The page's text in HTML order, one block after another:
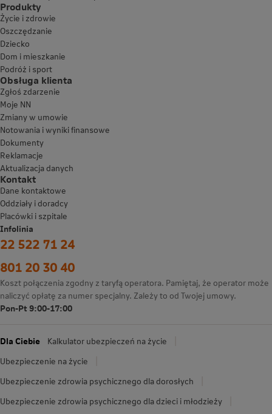
Produkty
Życie i zdrowie
Oszczędzanie
Dziecko
Dom i mieszkanie
Podróż i sport
Obsługa klienta
Zgłoś zdarzenie
Moje NN
Zmiany w umowie
Notowania i wyniki finansowe
Dokumenty
Reklamacje
Aktualizacja danych
Kontakt
Dane kontaktowe
Oddziały i doradcy
Placówki i szpitale
Infolinia
22 522 71 24
801 20 30 40
Koszt połączenia zgodny z taryfą operatora. Pamiętaj, że operator może
naliczyć opłatę za numer specjalny. Zależy to od Twojej umowy.
Pon-Pt 9:00-17:00
Dla Ciebie
Kalkulator ubezpieczeń na życie
Ubezpieczenie na życie
Ubezpieczenie zdrowia psychicznego dla dorosłych
Ubezpieczenie zdrowia psychicznego dla dzieci i młodzieży